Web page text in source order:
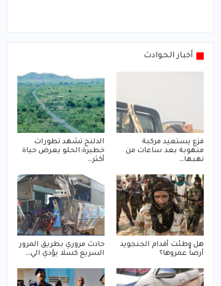
أخبار الحوادث
فزع يستعيد مركبة
منهوبة بعد ساعات من
نهبها…
الدلنج تشهد تطورات
خطيرة:الحلو يعرض حياة
أكثر…
هل وطئت أقدام الجنجويد
أرضاً عمروها؟
حادث مروري بطريق المرور
السريع كسلا يؤدي الي…